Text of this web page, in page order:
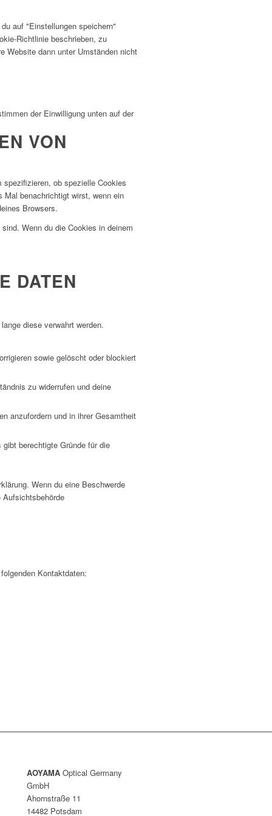
auf "Einstellungen speichern"
Richtlinie beschrieben, zu
Website dann unter Umständen nicht
der Einwilligung unten auf der
VON
ob spezielle Cookies
Mal benachrichtigt wirst, wenn ein
Browsers.
Wenn du die Cookies in deinem
DATEN
diese verwahrt werden.
sowie gelöscht oder blockiert
zu widerrufen und deine
anzufordern und in ihrer Gesamtheit
berechtigte Gründe für die
Wenn du eine Beschwerde
Aufsichtsbehörde
Kontaktdaten:
AOYAMA Optical Germany
GmbH
Ahornstraße 11
14482 Potsdam